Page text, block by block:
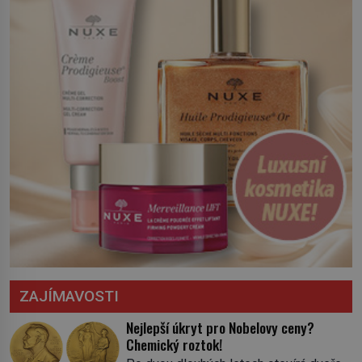
ZAJÍMAVOSTI
Nejlepší úkryt pro Nobelovy ceny?
Chemický roztok!